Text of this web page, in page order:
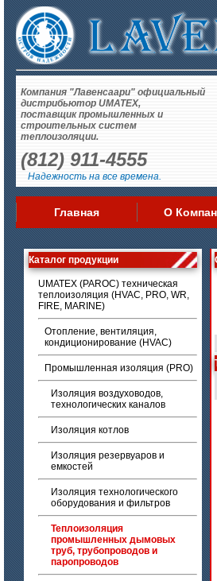
Компания "Лавенсаари" официальный
дистрибьютор UMATEX,
поставщик промышленных и
строительных систем
теплоизоляции.
(812) 911-4555
Надежность на все времена.
Главная О
Каталог продукции
UMATEX (PAROC) техническая
теплоизоляция (HVAC, PRO, WR,
FIRE, MARINE)
Отопление, вентиляция,
кондиционирование (HVAC)
Промышленная изоляция (PRO)
Изоляция воздуховодов,
технологических каналов
Изоляция котлов
Изоляция резервуаров и
емкостей
Изоляция технологического
оборудования и фильтров
Теплоизоляция
промышленных дымовых
труб, трубопроводов и
паропроводов